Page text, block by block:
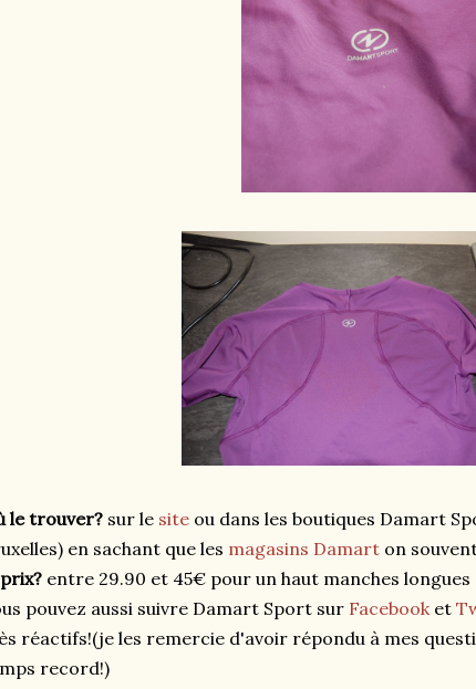
le trouver? sur le site ou dans les boutiques Damart
en sachant que les magasins Damart on
entre 29.90 et 45€ pour un haut manches longues
pouvez aussi suivre Damart Sport sur Facebooket
réactifs!(je les remercie d'avoir répondu à mes
record!)